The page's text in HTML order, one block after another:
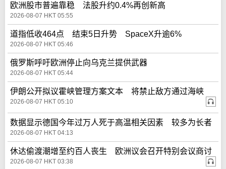
欧洲股市普遍靠稳 法股升约0.4%再创新高
2026-08-07 HKT 05:55
道指低收464点 结束5日升势 SpaceX升逾6%
2026-08-07 HKT 05:46
俄罗斯呼吁欧洲停止向乌克兰提供武器
2026-08-07 HKT 05:44
伊朗公开拟议霍峡管理方案文本 将禁止敌方通过海峡
2026-08-07 HKT 05:10
数据显示德国今年过万人死于高温相关因素 较多为长者
2026-08-07 HKT 04:13
休达偷渡潮增至约百人丧生 欧洲议会召开特别会议商讨
2026-08-07 HKT 03:38